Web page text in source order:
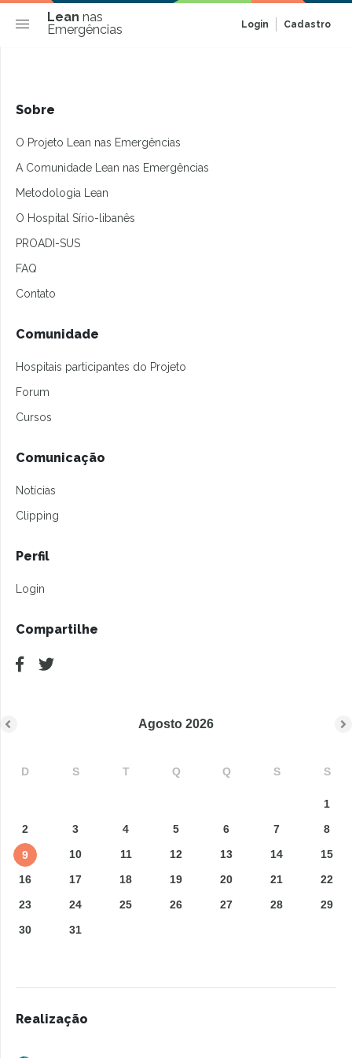
Lean nas
Emergências
Login Cadastro
Sobre
O Projeto Lean nas Emergências
A Comunidade Lean nas Emergências
Metodologia Lean
O Hospital Sírio-libanês
PROADI-SUS
FAQ
Contato
Comunidade
Hospitais participantes do Projeto
Forum
Cursos
Comunicação
Notícias
Clipping
Perfil
Login
Compartilhe
Agosto 2026
D S T Q Q S S
1
2
3 4 5 6 7 8
9 10 11 12 13 14
15
16
17 18 19 20 21
22
23
24 25 26 27 28
29
30
31
Realização